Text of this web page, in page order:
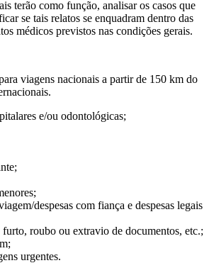
terão como função, analisar os casos que
se tais relatos se enquadram dentro das
médicos previstos nas condições gerais.
viagens nacionais a partir de 150 km do
e/ou odontológicas;
despesas com fiança e despesas legais
furto, roubo ou extravio de documentos, etc.;
urgentes.